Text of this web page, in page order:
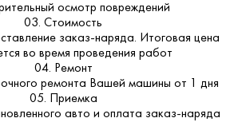
осмотр повреждений
03. Стоимость
заказ-наряда. Итоговая цена
во время проведения работ
04. Ремонт
ремонта Вашей машины от 1 дня
05. Приемка
авто и оплата заказ-наряда